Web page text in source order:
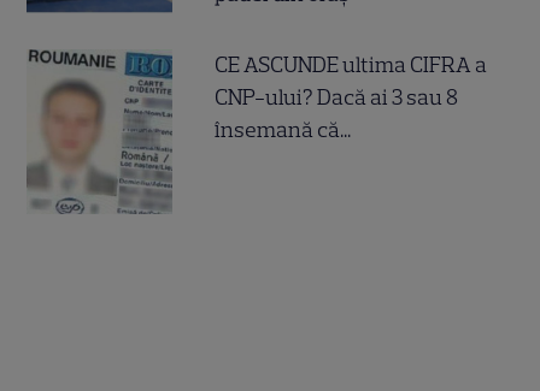
CE ASCUNDE ultima CIFRA a
CNP-ului? Dacă ai 3 sau 8
însemană că...